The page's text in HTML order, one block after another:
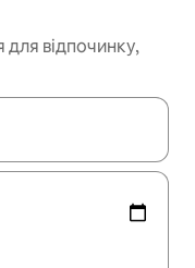
відпочинку,
для